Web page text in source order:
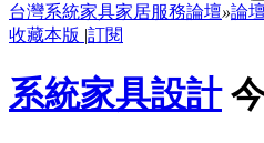
台灣系統家具家居服務論壇»論壇
收藏本版 |訂閱
系統家具設計